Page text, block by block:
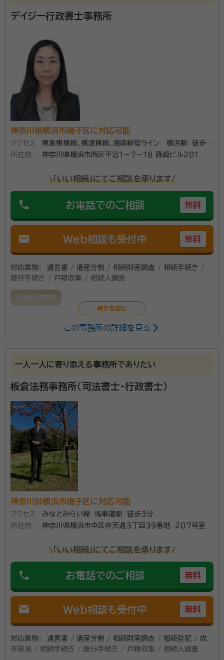
デイジー行政書士事務所
神奈川県横浜市磯子区に対応可能
アクセス
東急東横線、横須賀線、湘南新宿ライン 横浜駅 徒歩
10分
所在地 神奈川県横浜市西区平沼１－７－１８ 篠崎ビル２０１
\「いい相続」にてご相談を承ります/
phone お電話でのご相談 無料
mail Web相談も受付中 無料
対応業務：
遺言書 / 遺産分割 / 相続財産調査 / 相続手続き /
銀行手続き / 戸籍収集 / 相続人調査
初回面談無料
一方的な意見だけではなく、常にお客様側の視点を意
この事務所の詳細を見る
一人一人に寄り添える事務所でありたい
板倉法務事務所（司法書士・行政書士）
神奈川県横浜市磯子区に対応可能
アクセス
みなとみらい線 馬車道駅 徒歩３分
所在地
神奈川県横浜市中区弁天通３丁目３９番地 ２０７号室
\「いい相続」にてご相談を承ります/
phone お電話でのご相談 無料
mail Web相談も受付中 無料
対応業務：
遺言書 / 遺産分割 / 相続財産調査 / 相続登記 / 成
年後見 / 相続手続き / 銀行手続き / 戸籍収集 / 相続人調査